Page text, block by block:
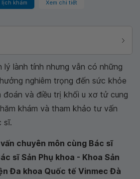
lịch khám Xem chi tiết
lý lành tính nhưng vẫn có những
nghiêm trọng đến sức khỏe
đoán và điều trị khối u xơ tử cung
khám và tham khảo tư vấn
sĩ.
chuyên môn cùng Bác sĩ
sĩ Sản Phụ khoa - Khoa Sản
Đa khoa Quốc tế Vinmec Đà